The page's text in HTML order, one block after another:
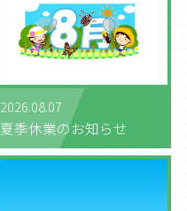
2026.08.07
夏季休業のお知らせ